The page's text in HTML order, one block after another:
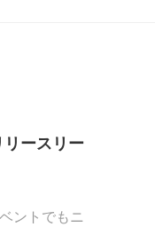
ースリー
ントでもニ